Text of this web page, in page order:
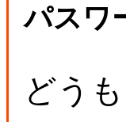
パスワ
どう